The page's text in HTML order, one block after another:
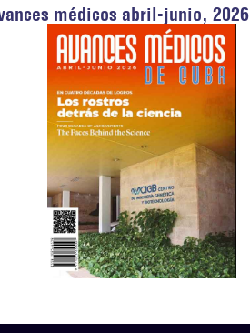
médicos abril-junio, 2026